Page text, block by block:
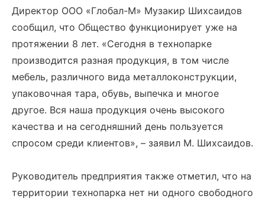
Директор ООО «Глобал-М» Музакир Шихсаидов
сообщил, что Общество функционирует уже на
протяжении 8 лет. «Сегодня в технопарке
производится разная продукция, в том числе
мебель, различного вида металлоконструкции,
упаковочная тара, обувь, выпечка и многое
другое. Вся наша продукция очень высокого
качества и на сегодняшний день пользуется
спросом среди клиентов», – заявил М. Шихсаидов.
Руководитель предприятия также отметил, что на
территории технопарка нет ни одного свободного